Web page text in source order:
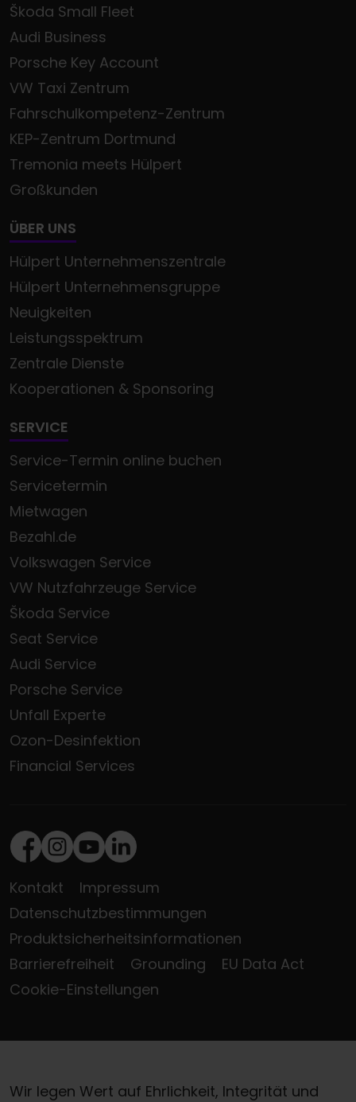
Škoda Small Fleet
Audi Business
Porsche Key Account
VW Taxi Zentrum
Fahrschulkompetenz-Zentrum
KEP-Zentrum Dortmund
Tremonia meets Hülpert
Großkunden
ÜBER UNS
Hülpert Unternehmenszentrale
Hülpert Unternehmensgruppe
Neuigkeiten
Leistungsspektrum
Zentrale Dienste
Kooperationen & Sponsoring
SERVICE
Service-Termin online buchen
Servicetermin
Mietwagen
Bezahl.de
Volkswagen Service
VW Nutzfahrzeuge Service
Škoda Service
Seat Service
Audi Service
Porsche Service
Unfall Experte
Ozon-Desinfektion
Financial Services
Facebook
Instagram
Youtube
LinkedIn
Kontakt
Impressum
Datenschutzbestimmungen
Produktsicherheitsinformationen
Barrierefreiheit
Grounding
EU Data Act
Cookie-Einstellungen
Wir legen Wert auf Ehrlichkeit, Integrität und